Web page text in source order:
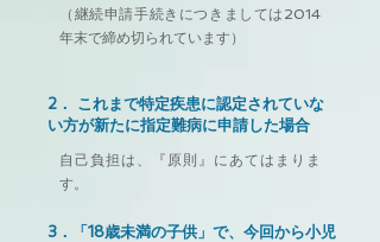
（継続申請手続きにつきましては2014
年末で締め切られています）
2． これまで特定疾患に認定されていな
い方が新たに指定難病に申請した場合
自己負担は、『原則』にあてはまりま
す。
3．「18歳未満の子供」で、今回から小児